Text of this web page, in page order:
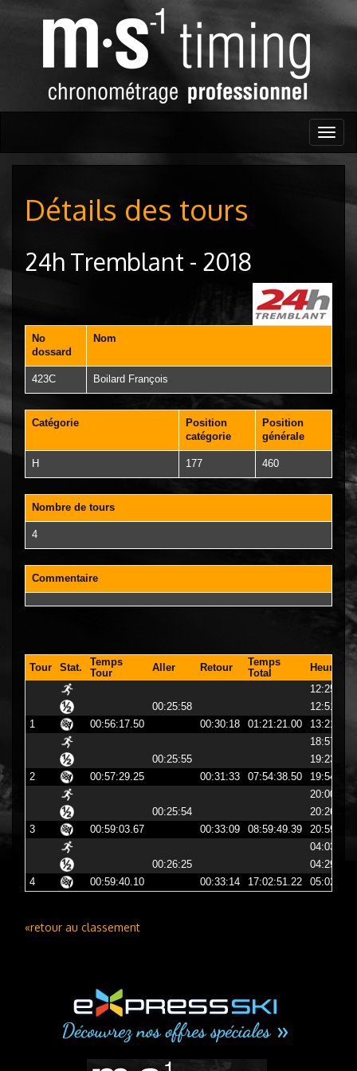
Détails des tours
24h Tremblant - 2018
No
dossard
Nom
423C Boilard François
Catégorie
Position
catégorie
Position
générale
H 177 460
Nombre de tours
4
Commentaire
Tour Stat.
Temps
Tour
Aller Retour
Temps
Total
Heure
12:25:03
00:25:58
12:51:02
1
00:56:17.50 00:30:18 01:21:21.00
13:21:21
18:57:09
00:25:55
19:23:04
2
00:57:29.25 00:31:33 07:54:38.50
19:54:38
20:00:45
00:25:54
20:26:40
3
00:59:03.67 00:33:09 08:59:49.39
20:59:49
04:03:11
00:26:25
04:29:36
4
00:59:40.10 00:33:14 17:02:51.22 05:02:51
«retour au classement